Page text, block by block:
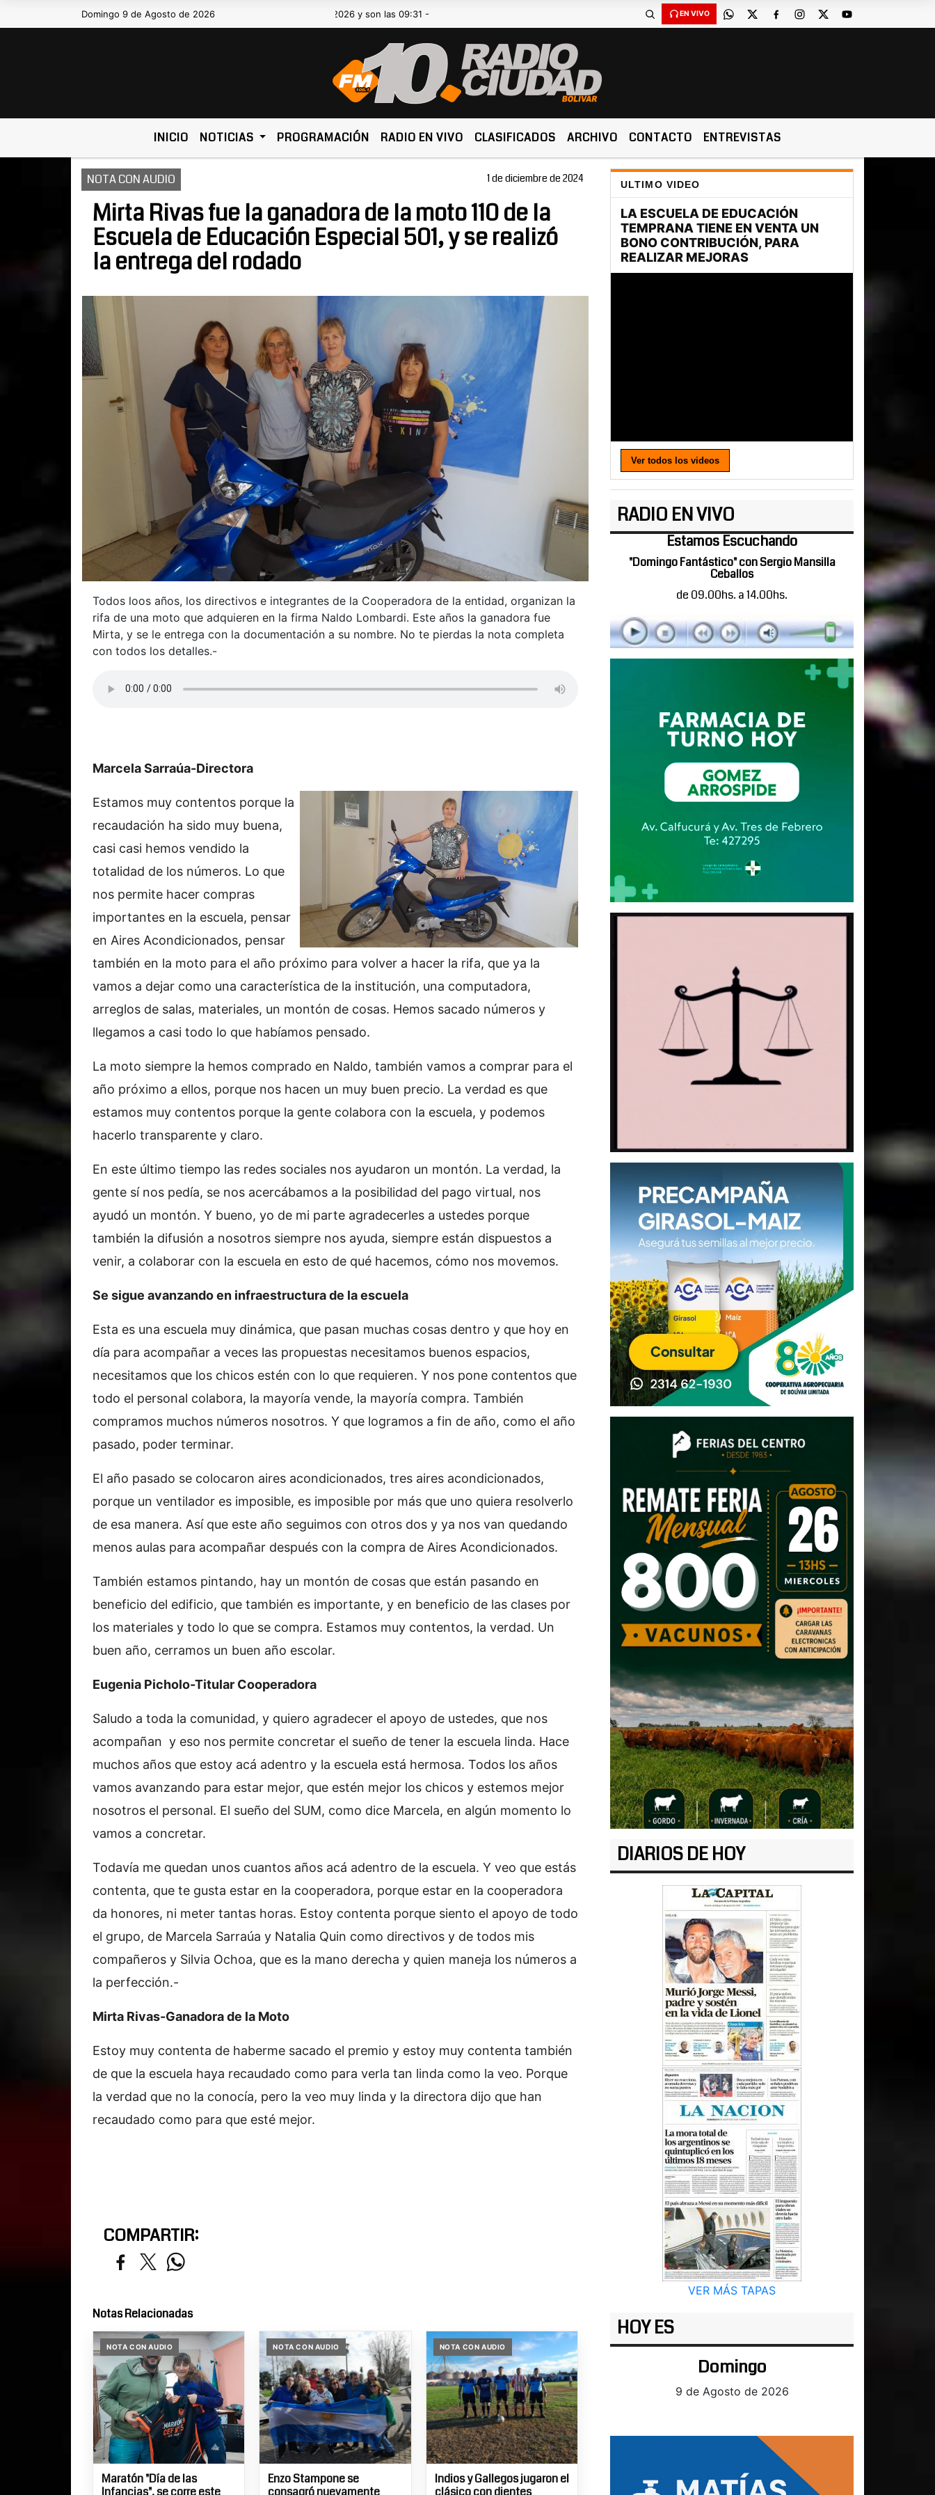
Domingo 9 de Agosto de 2026Hoy es Domingo 9 de Agosto de 2026 y son las 09:31 - EN VIVO
INICIO NOTICIAS PROGRAMACIÓN RADIO EN VIVO CLASIFICADOS ARCHIVO CONTACTO ENTREVISTAS
NOTA CON AUDIO 1 de diciembre de 2024
Mirta Rivas fue la ganadora de la moto 110 de la
Escuela de Educación Especial 501, y se realizó
la entrega del rodado
Todos loos años, los directivos e integrantes de la Cooperadora de la entidad, organizan la
rifa de una moto que adquieren en la firma Naldo Lombardi. Este años la ganadora fue
Mirta, y se le entrega con la documentación a su nombre. No te pierdas la nota completa
con todos los detalles.-
Marcela Sarraúa-Directora
Estamos muy contentos porque la
recaudación ha sido muy buena,
casi casi hemos vendido la
totalidad de los números. Lo que
nos permite hacer compras
importantes en la escuela, pensar
en Aires Acondicionados, pensar
también en la moto para el año próximo para volver a hacer la rifa, que ya la
vamos a dejar como una característica de la institución, una computadora,
arreglos de salas, materiales, un montón de cosas. Hemos sacado números y
llegamos a casi todo lo que habíamos pensado.
La moto siempre la hemos comprado en Naldo, también vamos a comprar para el
año próximo a ellos, porque nos hacen un muy buen precio. La verdad es que
estamos muy contentos porque la gente colabora con la escuela, y podemos
hacerlo transparente y claro.
En este último tiempo las redes sociales nos ayudaron un montón. La verdad, la
gente sí nos pedía, se nos acercábamos a la posibilidad del pago virtual, nos
ayudó un montón. Y bueno, yo de mi parte agradecerles a ustedes porque
también la difusión a nosotros siempre nos ayuda, siempre están dispuestos a
venir, a colaborar con la escuela en esto de qué hacemos, cómo nos movemos.
Se sigue avanzando en infraestructura de la escuela
Esta es una escuela muy dinámica, que pasan muchas cosas dentro y que hoy en
día para acompañar a veces las propuestas necesitamos buenos espacios,
necesitamos que los chicos estén con lo que requieren. Y nos pone contentos que
todo el personal colabora, la mayoría vende, la mayoría compra. También
compramos muchos números nosotros. Y que logramos a fin de año, como el año
pasado, poder terminar.
El año pasado se colocaron aires acondicionados, tres aires acondicionados,
porque un ventilador es imposible, es imposible por más que uno quiera resolverlo
de esa manera. Así que este año seguimos con otros dos y ya nos van quedando
menos aulas para acompañar después con la compra de Aires Acondicionados.
También estamos pintando, hay un montón de cosas que están pasando en
beneficio del edificio, que también es importante, y en beneficio de las clases por
los materiales y todo lo que se compra. Estamos muy contentos, la verdad. Un
buen año, cerramos un buen año escolar.
Eugenia Picholo-Titular Cooperadora
Saludo a toda la comunidad, y quiero agradecer el apoyo de ustedes, que nos
acompañan y eso nos permite concretar el sueño de tener la escuela linda. Hace
muchos años que estoy acá adentro y la escuela está hermosa. Todos los años
vamos avanzando para estar mejor, que estén mejor los chicos y estemos mejor
nosotros el personal. El sueño del SUM, como dice Marcela, en algún momento lo
vamos a concretar.
Todavía me quedan unos cuantos años acá adentro de la escuela. Y veo que estás
contenta, que te gusta estar en la cooperadora, porque estar en la cooperadora
da honores, ni meter tantas horas. Estoy contenta porque siento el apoyo de todo
el grupo, de Marcela Sarraúa y Natalia Quin como directivos y de todos mis
compañeros y Silvia Ochoa, que es la mano derecha y quien maneja los números a
la perfección.-
Mirta Rivas-Ganadora de la Moto
Estoy muy contenta de haberme sacado el premio y estoy muy contenta también
de que la escuela haya recaudado como para verla tan linda como la veo. Porque
la verdad que no la conocía, pero la veo muy linda y la directora dijo que han
recaudado como para que esté mejor.
COMPARTIR:
Notas Relacionadas
NOTA CON AUDIO
Maratón "Día de las
Infancias", se corre este
NOTA CON AUDIO
Enzo Stampone se
consagró nuevamente
NOTA CON AUDIO
Indios y Gallegos jugaron el
clásico con dientes
ULTIMO VIDEO
Ver todos los videos
RADIO EN VIVO
Estamos Escuchando
"Domingo Fantástico" con Sergio Mansilla
Ceballos
de 09.00hs. a 14.00hs.
DIARIOS DE HOY
VER MÁS TAPAS
HOY ES
Domingo
9 de Agosto de 2026